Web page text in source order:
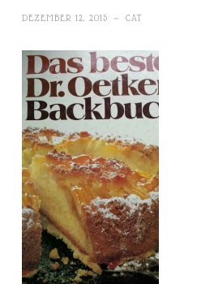
DEZEMBER 12, 2015 ~ CAT